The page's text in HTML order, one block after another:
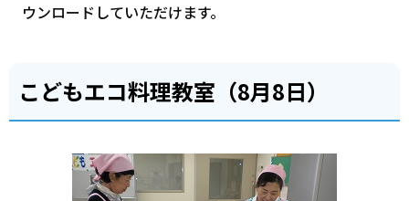
ウンロードしていただけます。
こどもエコ料理教室（8月8日）